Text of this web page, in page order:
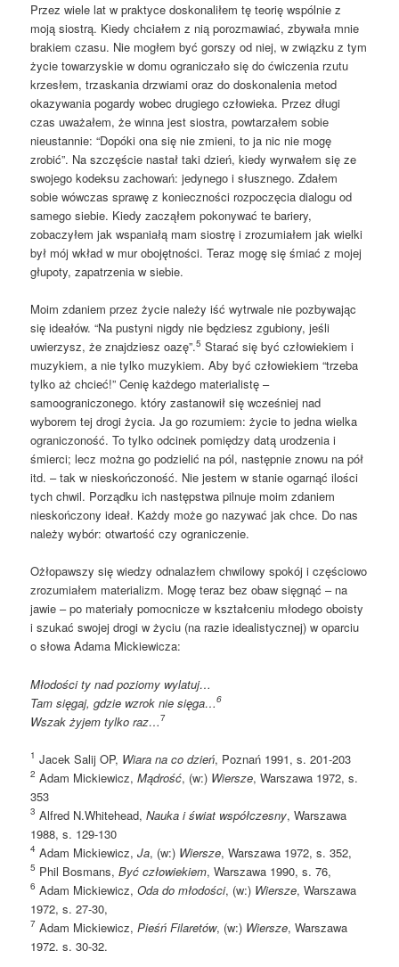
Przez wiele lat w praktyce doskonaliłem tę teorię wspólnie z
moją siostrą. Kiedy chciałem z nią porozmawiać, zbywała mnie
brakiem czasu. Nie mogłem być gorszy od niej, w związku z tym
życie towarzyskie w domu ograniczało się do ćwiczenia rzutu
krzesłem, trzaskania drzwiami oraz do doskonalenia metod
okazywania pogardy wobec drugiego człowieka. Przez długi
czas uważałem, że winna jest siostra, powtarzałem sobie
nieustannie: “Dopóki ona się nie zmieni, to ja nic nie mogę
zrobić”. Na szczęście nastał taki dzień, kiedy wyrwałem się ze
swojego kodeksu zachowań: jedynego i słusznego. Zdałem
sobie wówczas sprawę z konieczności rozpoczęcia dialogu od
samego siebie. Kiedy zacząłem pokonywać te bariery,
zobaczyłem jak wspaniałą mam siostrę i zrozumiałem jak wielki
był mój wkład w mur obojętności. Teraz mogę się śmiać z mojej
głupoty, zapatrzenia w siebie.
Moim zdaniem przez życie należy iść wytrwale nie pozbywając
się ideałów. “Na pustyni nigdy nie będziesz zgubiony, jeśli
uwierzysz, że znajdziesz oazę”.5 Starać się być człowiekiem i
muzykiem, a nie tylko muzykiem. Aby być człowiekiem “trzeba
tylko aż chcieć!” Cenię każdego materialistę –
samoograniczonego. który zastanowił się wcześniej nad
wyborem tej drogi życia. Ja go rozumiem: życie to jedna wielka
ograniczoność. To tylko odcinek pomiędzy datą urodzenia i
śmierci; lecz można go podzielić na pól, następnie znowu na pół
itd. – tak w nieskończoność. Nie jestem w stanie ogarnąć ilości
tych chwil. Porządku ich następstwa pilnuje moim zdaniem
nieskończony ideał. Każdy może go nazywać jak chce. Do nas
należy wybór: otwartość czy ograniczenie.
Ożłopawszy się wiedzy odnalazłem chwilowy spokój i częściowo
zrozumiałem materializm. Mogę teraz bez obaw sięgnąć – na
jawie – po materiały pomocnicze w kształceniu młodego oboisty
i szukać swojej drogi w życiu (na razie idealistycznej) w oparciu
o słowa Adama Mickiewicza:
Młodości ty nad poziomy wylatuj…
Tam sięgaj, gdzie wzrok nie sięga…6
Wszak żyjem tylko raz…7
1 Jacek Salij OP, Wiara na co dzień, Poznań 1991, s. 201-203
2 Adam Mickiewicz,Mądrość, (w:) Wiersze, Warszawa 1972, s.
353
3 Alfred N.Whitehead,Nauka i świat współczesny, Warszawa
1988, s. 129-130
4 Adam Mickiewicz,Ja, (w:) Wiersze, Warszawa 1972, s. 352,
5 Phil Bosmans,Być człowiekiem, Warszawa 1990, s. 76,
6 Adam Mickiewicz,Oda do młodości, (w:) Wiersze, Warszawa
1972, s. 27-30,
7 Adam Mickiewicz,Pieśń Filaretów, (w:) Wiersze, Warszawa
1972. s. 30-32.